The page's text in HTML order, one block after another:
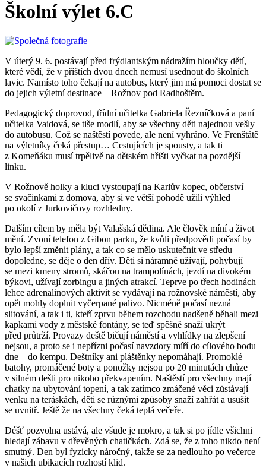
Školní výlet 6.C
V úterý 9. 6. postávají před frýdlantským nádražím hloučky dětí,
které vědí, že v příštích dvou dnech nemusí usednout do školních
lavic. Namísto toho čekají na autobus, který jim má pomoci dostat se
do jejich výletní destinace – Rožnov pod Radhoštěm.
Pedagogický doprovod, třídní učitelka Gabriela Řezníčková a paní
učitelka Vaidová, se tiše modlí, aby se všechny děti najednou vešly
do autobusu. Což se naštěstí povede, ale není vyhráno. Ve Frenštátě
na výletníky čeká přestup… Cestujících je spousty, a tak ti
z Komeňáku musí trpělivě na dětském hřišti vyčkat na pozdější
linku.
V Rožnově holky a kluci vystoupají na Karlův kopec, občerství
se svačinkami z domova, aby si ve větší pohodě užili výhled
po okolí z Jurkovičovy rozhledny.
Dalším cílem by měla být Valašská dědina. Ale člověk míní a život
mění. Zvoní telefon z Gibon parku, že kvůli předpovědi počasí by
bylo lepší změnit plány, a tak co se mělo uskutečnit ve středu
dopoledne, se děje o den dřív. Děti si náramně užívají, pohybují
se mezi kmeny stromů, skáčou na trampolínách, jezdí na divokém
býkovi, užívají zorbingu a jiných atrakcí. Teprve po třech hodinách
lehce adrenalinových aktivit se vydávají na rožnovské náměstí, aby
opět mohly doplnit vyčerpané palivo. Nicméně počasí nezná
slitování, a tak i ti, kteří zprvu během rozchodu nadšeně běhali mezi
kapkami vody z městské fontány, se teď spěšně snaží ukrýt
před průtrží. Provazy deště bičují náměstí a vyhlídky na zlepšení
nejsou, a proto se i nepřízni počasí navzdory míří do cílového bodu
dne – do kempu. Deštníky ani pláštěnky nepomáhají. Promoklé
batohy, promáčené boty a ponožky nejsou po 20 minutách chůze
v silném dešti pro nikoho překvapením. Naštěstí pro všechny mají
chatky na ubytování topení, a tak zatímco zmáčené věci zůstávají
venku na teráskách, děti se různými způsoby snaží zahřát a usušit
se uvnitř. Ještě že na všechny čeká teplá večeře.
Déšť pozvolna ustává, ale všude je mokro, a tak si po jídle všichni
hledají zábavu v dřevěných chatičkách. Zdá se, že z toho nikdo není
smutný. Den byl fyzicky náročný, takže se za nedlouho po večerce
v našich ubikacích rozhostí klid.